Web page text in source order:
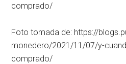
comprado/
Foto tomada de: https://
monedero/2021/11/07/y-
comprado/